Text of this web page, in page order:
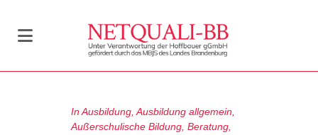
In Ausbildung Ausbildung allgemein
Außerschulische Bildung Beratung